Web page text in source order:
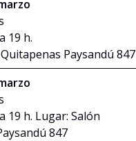
19 h.
Paysandú 847
19 h. Lugar: Salón
847